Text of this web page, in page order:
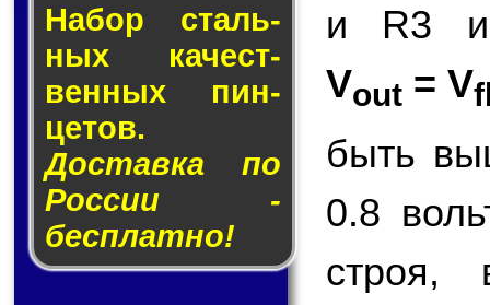
Набор сталь­
ных ка­чест­
вен­ных пин­
це­тов.
Доставка по
России -
бесплатно!
и R3 и
Vout = V
быть
0.8
строя,